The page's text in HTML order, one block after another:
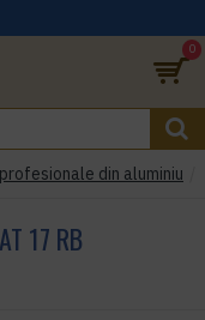
0
din aluminiu
17 RB